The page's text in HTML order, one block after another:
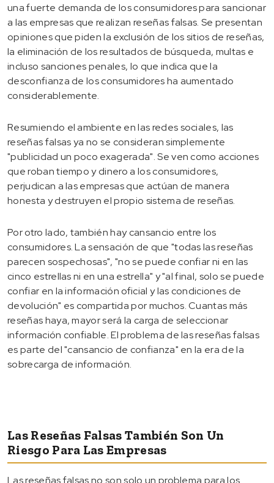
una fuerte demanda de los consumidores para sancionar
a las empresas que realizan reseñas falsas. Se presentan
opiniones que piden la exclusión de los sitios de reseñas,
la eliminación de los resultados de búsqueda, multas e
incluso sanciones penales, lo que indica que la
desconfianza de los consumidores ha aumentado
considerablemente.
Resumiendo el ambiente en las redes sociales, las
reseñas falsas ya no se consideran simplemente
"publicidad un poco exagerada". Se ven como acciones
que roban tiempo y dinero a los consumidores,
perjudican a las empresas que actúan de manera
honesta y destruyen el propio sistema de reseñas.
Por otro lado, también hay cansancio entre los
consumidores. La sensación de que "todas las reseñas
parecen sospechosas", "no se puede confiar ni en las
cinco estrellas ni en una estrella" y "al final, solo se puede
confiar en la información oficial y las condiciones de
devolución" es compartida por muchos. Cuantas más
reseñas haya, mayor será la carga de seleccionar
información confiable. El problema de las reseñas falsas
es parte del "cansancio de confianza" en la era de la
sobrecarga de información.
Las Reseñas Falsas También Son Un
Riesgo Para Las Empresas
Las reseñas falsas no son solo un problema para los